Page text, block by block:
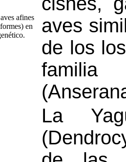
aves
de los
La